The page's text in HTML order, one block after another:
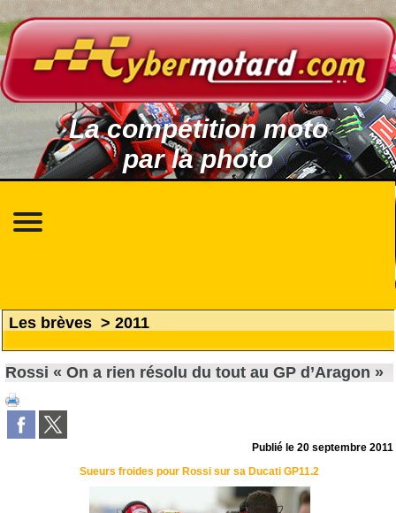
La compétition moto
par la photo
Les brèves > 2011
Rossi « On a rien résolu du tout au GP d’Aragon »
Publié le20 septembre 2011
Sueurs froides pour Rossi sur sa Ducati GP11.2